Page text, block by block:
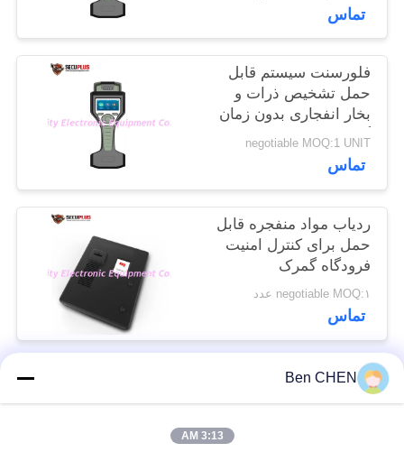
نقشه
سایت
PRIVACY
POLICY
تماس
فلورسنت سیستم قابل
حمل تشخیص ذرات و
بخار انفجاری بدون زمان
گرم شدن
negotiable MOQ:1 UNIT
تماس
ردیاب مواد منفجره قابل
حمل برای کنترل امنیت
فرودگاه گمرک
negotiable MOQ:۱ عدد
تماس
دسته بندی های محبوب
Ben CHEN
3:13 AM